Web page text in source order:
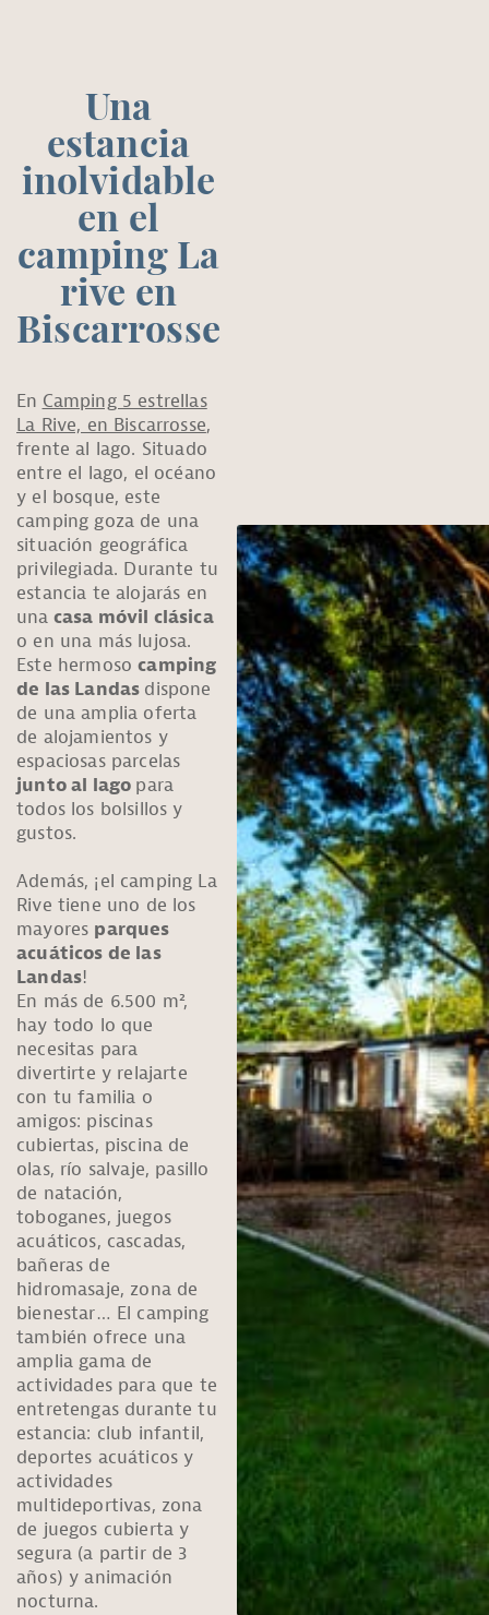
Una
estancia
inolvidable
en el
camping La
rive en
Biscarrosse
En Camping 5 estrellas
La Rive, en Biscarrosse,
frente al lago. Situado
entre el lago, el océano
y el bosque, este
camping goza de una
situación geográfica
privilegiada. Durante tu
estancia te alojarás en
una casa móvil clásica
o en una más lujosa.
Este hermosocamping
de las Landas dispone
de una amplia oferta
de alojamientos y
espaciosas parcelas
junto al lago para
todos los bolsillos y
gustos.
Además, ¡el camping La
Rive tiene uno de los
mayores parques
acuáticos de las
Landas!
En más de 6.500 m²,
hay todo lo que
necesitas para
divertirte y relajarte
con tu familia o
amigos: piscinas
cubiertas, piscina de
olas, río salvaje, pasillo
de natación,
toboganes, juegos
acuáticos, cascadas,
bañeras de
hidromasaje, zona de
bienestar… El camping
también ofrece una
amplia gama de
actividades para que te
entretengas durante tu
estancia: club infantil,
deportes acuáticos y
actividades
multideportivas, zona
de juegos cubierta y
segura (a partir de 3
años) y animación
nocturna.